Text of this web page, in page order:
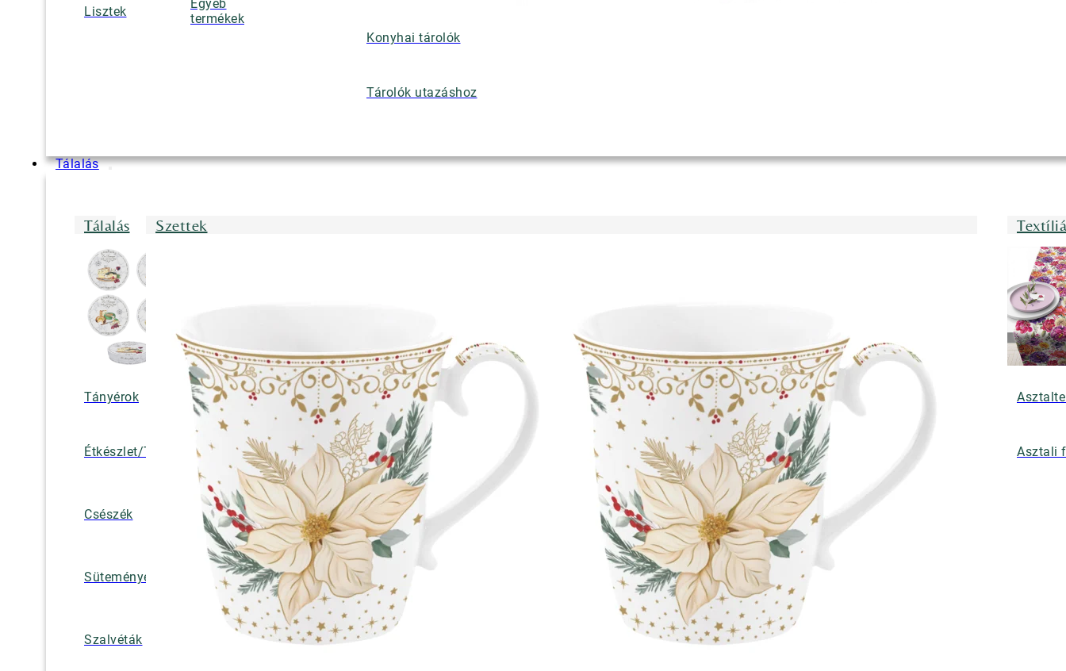
Lisztek
Egyéb
termékek
Konyhai tárolók
Tárolók utazáshoz
Tálalás
Tálalás
Tányérok Tálak/Tálcák/Tálalóedények
Étkészlet/Tányérkészlet Bögrék
Csészék
Teáskannák, kancsók,
tejkiöntők, cukortartók
Süteményes és tortatálak Pohár / tányéralátétek
Szalvéták
Szalvétatartók, só- és
borsszórók
Szettek
Asztali